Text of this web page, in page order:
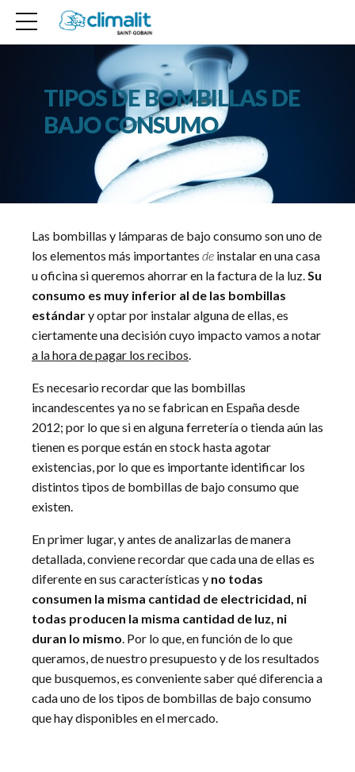
TIPOS DE BOMBILLAS DE
BAJO CONSUMO
Las bombillas y lámparas de bajo consumo son uno de
los elementos más importantes de instalar en una casa
u oficina si queremos ahorrar en la factura de la luz.Su
consumo es muy inferior al de las bombillas
estándary optar por instalar alguna de ellas, es
ciertamente una decisión cuyo impacto vamos a notar
a la hora de pagar los recibos.
Es necesario recordar que las bombillas
incandescentes ya no se fabrican en España desde
2012; por lo que si en alguna ferretería o tienda aún las
tienen es porque están en stock hasta agotar
existencias, por lo que es importante identificar los
distintos tipos de bombillas de bajo consumo que
existen.
En primer lugar, y antes de analizarlas de manera
detallada, conviene recordar que cada una de ellas es
diferente en sus características y no todas
consumen la misma cantidad de electricidad, ni
todas producen la misma cantidad de luz, ni
duran lo mismo. Por lo que, en función de lo que
queramos, de nuestro presupuesto y de los resultados
que busquemos, es conveniente saber qué diferencia a
cada uno de los tipos de bombillas de bajo consumo
que hay disponibles en el mercado.